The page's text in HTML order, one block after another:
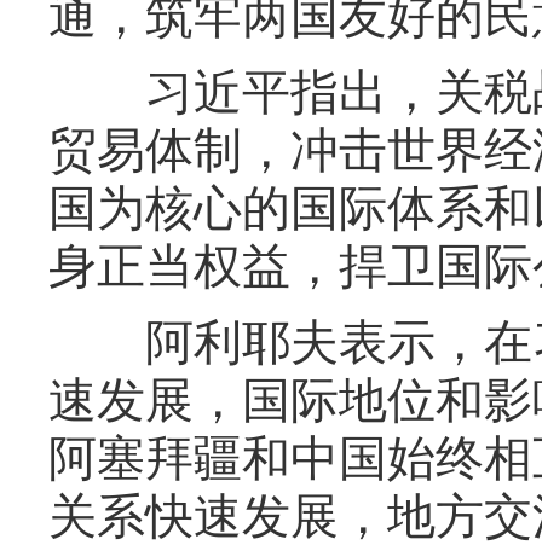
通，筑牢两国友好的
习近平指出，关税
贸易体制，冲击世界
国为核心的国际体系
身正当权益，捍卫国
阿利耶夫表示，在
速发展，国际地位和
阿塞拜疆和中国始终
关系快速发展，地方